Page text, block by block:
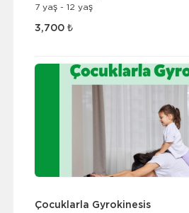
7 yaş - 12 yaş
3,700 ₺
Çocuklarla Gyrokinesis